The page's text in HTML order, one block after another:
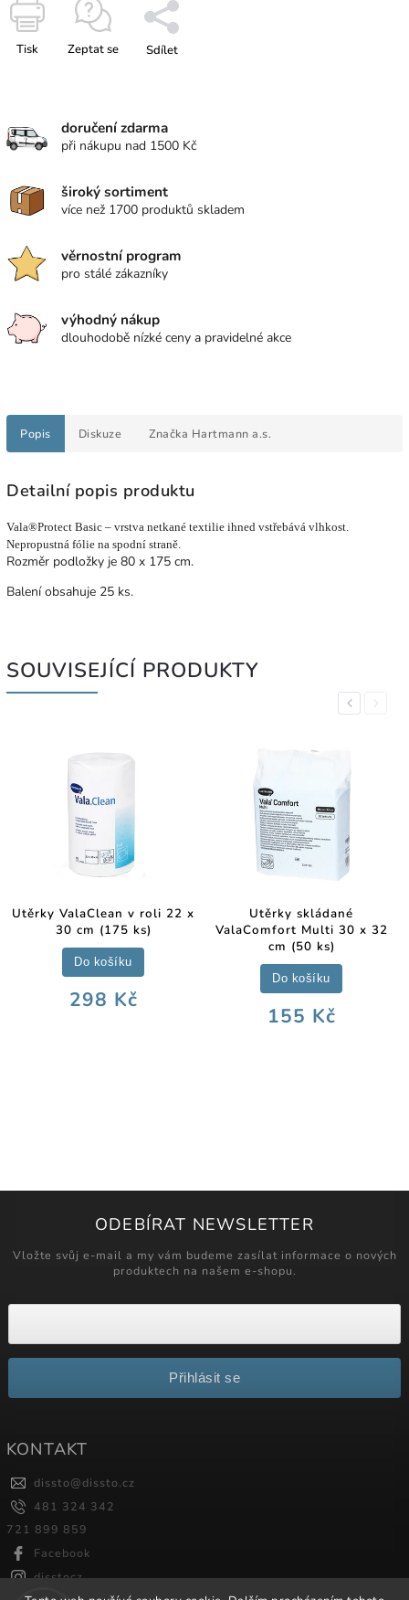
Tisk Zeptat se Sdílet
doručení zdarma
při nákupu nad 1500 Kč
široký sortiment
více než 1700 produktů skladem
věrnostní program
pro stálé zákazníky
výhodný nákup
dlouhodobě nízké ceny a pravidelné akce
Popis Diskuze Značka Hartmann a.s.
Detailní popis produktu
Vala®Protect Basic – vrstva netkané textilie ihned vstřebává vlhkost.
Nepropustná fólie na spodní straně.
Rozměr podložky je 80 x 175 cm.
Balení obsahuje 25 ks.
SOUVISEJÍCÍ PRODUKTY
Previous
Utěrky ValaClean v roli 22 x
30 cm (175 ks)
298 Kč
Do košíku
Utěrky skládané
ValaComfort Multi 30 x 32
cm (50 ks)
155 Kč
Do košíku
Next
ODEBÍRAT NEWSLETTER
Vložte svůj e-mail a my vám budeme zasílat informace o nových
produktech na našem e-shopu.
Přihlásit se
KONTAKT
dissto@dissto.cz
481 324 342
721 899 859
Facebook
disstocz